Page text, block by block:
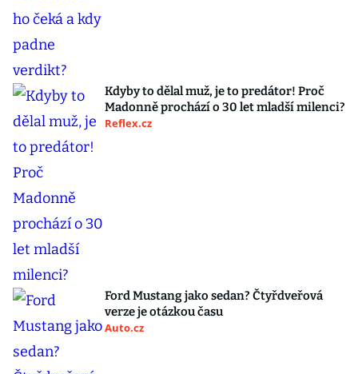
Kdyby to dělal muž, je to predátor! Proč
Madonně prochází o 30 let mladší milenci?
Reflex.cz
Ford Mustang jako sedan? Čtyřdveřová
verze je otázkou času
Auto.cz